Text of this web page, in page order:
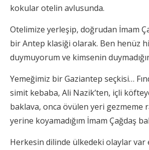
kokular otelin avlusunda.
Otelimize yerleşip, doğrudan İmam
bir Antep klasiği olarak. Ben henüz
duymuyorum ve kimsenin
Yemeğimiz bir Gaziantep seçkisi…
simit kebaba, Ali Nazik’ten, içli
baklava, onca övülen yeri gezmeme
yerine koyamadığım İmam Çağdaş
Herkesin dilinde ülkedeki olaylar var